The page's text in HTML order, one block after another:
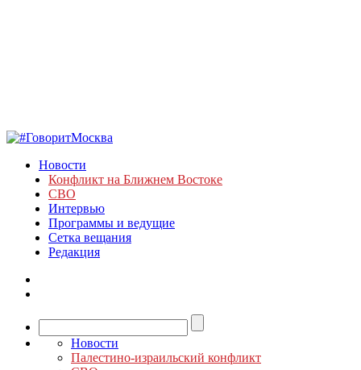
Новости
Конфликт на Ближнем Востоке
СВО
Интервью
Программы и ведущие
Сетка вещания
Редакция
Новости
Палестино-израильский конфликт